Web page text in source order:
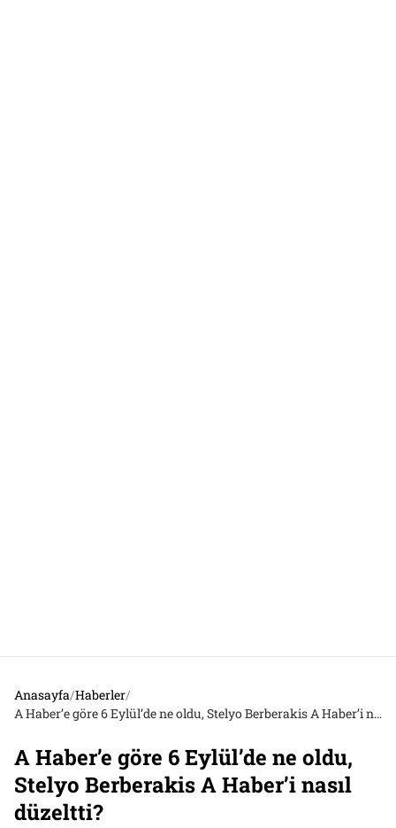
Anasayfa/Haberler/
A Haber’e göre 6 Eylül’de ne oldu, Stelyo Berberakis A Haber’i nasıl düzeltti?
A Haber’e göre 6 Eylül’de ne oldu,
Stelyo Berberakis A Haber’i nasıl
düzeltti?